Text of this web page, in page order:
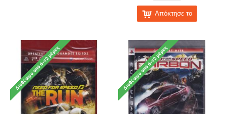
Απόκτησε το